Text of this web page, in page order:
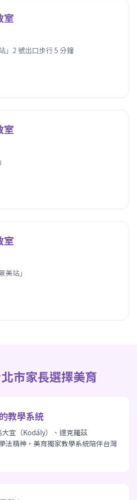
室
」2 號出口步行 5 分鐘
室
室
美站」
市家長選擇美育
教學系統
宜（Kodály）、達克羅茲
法精神，美育獨家教學系統陪伴台灣